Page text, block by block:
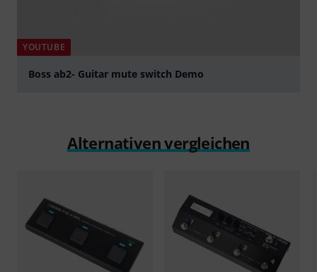
YOUTUBE
Boss ab2- Guitar mute switch Demo
Alternativen vergleichen